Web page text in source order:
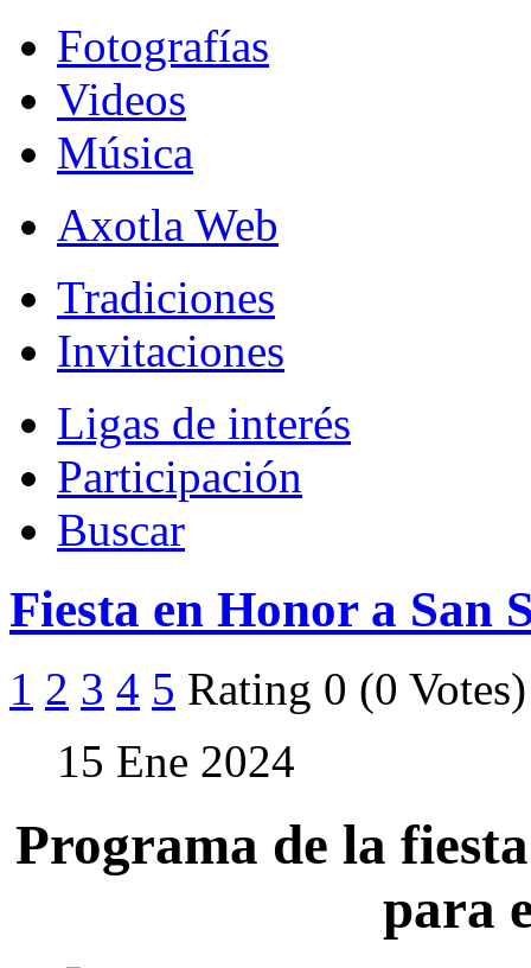
Fotografías
Videos
Música
Axotla Web
Tradiciones
Invitaciones
Ligas de interés
Participación
Buscar
Fiesta en Honor a San
1 2 3 4 5 Rating 0 (0 Votes)
15 Ene 2024
Programa de la
para